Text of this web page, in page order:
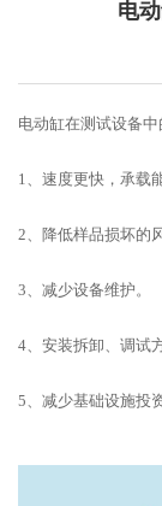
电
电动缸在测试设备中
1、速度更快，承载
2、降低样品损坏的
3、减少设备维护。
4、安装拆卸、调试
5、减少基础设施投资